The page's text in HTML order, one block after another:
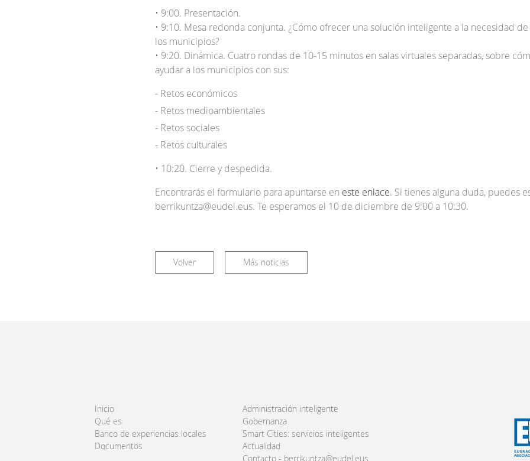
• 9:00. Presentación.
• 9:10. Mesa redonda conjunta. ¿Cómo ofrecer una solución inteligente a la necesidad
los municipios?
• 9:20. Dinámica. Cuatro rondas de 10-15 minutos en salas virtuales separadas, sobre
ayudar a los municipios con sus:
Retos económicos
Retos medioambientales
Retos sociales
Retos culturales
• 10:20. Cierre y despedida.
Encontrarás el formulario para apuntarse en este enlace. Si tienes alguna duda, puedes
berrikuntza@eudel.eus. Te esperamos el 10 de diciembre de 9:00 a 10:30.
Volver Más noticias
Inicio
Qué es
Banco de experiencias locales
Documentos
Administración inteligente
Gobernanza
Smart Cities: servicios inteligentes
Actualidad
Contacto - berrikuntza@eudel.eus